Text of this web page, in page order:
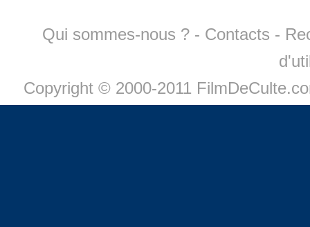
Qui sommes-nous ? - Contacts -
Copyright © 2000-2011